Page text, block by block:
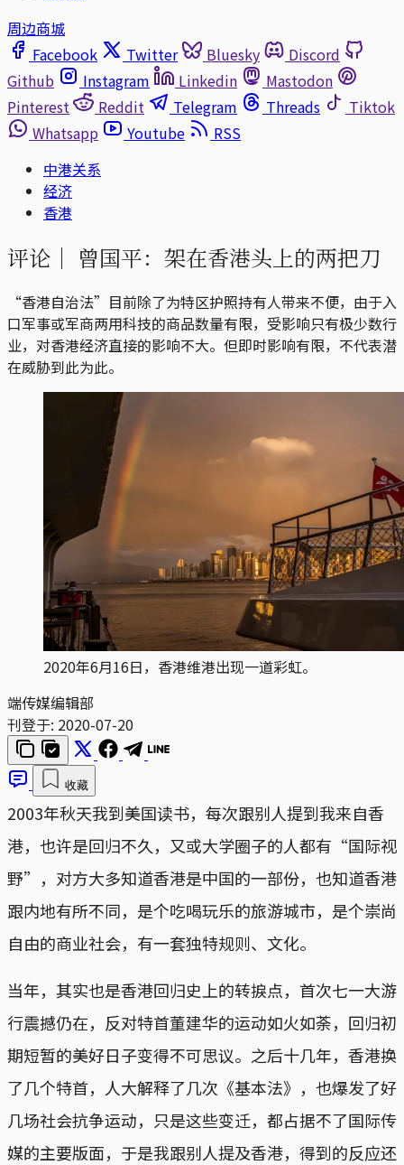
周边商城
Facebook
Twitter Bluesky
Discord
Github
Instagram Linkedin
Mastodon
Pinterest
Reddit Telegram Threads
Tiktok
Whatsapp
Youtube
RSS
中港关系
经济
香港
评论｜ 曾国平：架在香港头上的两把刀
“香港自治法”目前除了为特区护照持有人带来不便，由于入
口军事或军商两用科技的商品数量有限，受影响只有极少数行
业，对香港经济直接的影响不大。但即时影响有限，不代表潜
在威胁到此为此。
2020年6月16日，香港维港出现一道彩虹。
端传媒编辑部
刊登于: 2020-07-20
收藏
2003年秋天我到美国读书，每次跟别人提到我来自香
港，也许是回归不久，又或大学圈子的人都有“国际视
野”，对方大多知道香港是中国的一部份，也知道香港
跟内地有所不同，是个吃喝玩乐的旅游城市，是个崇尚
自由的商业社会，有一套独特规则、文化。
当年，其实也是香港回归史上的转捩点，首次七一大游
行震撼仍在，反对特首董建华的运动如火如荼，回归初
期短暂的美好日子变得不可思议。之后十几年，香港换
了几个特首，人大解释了几次《基本法》，也爆发了好
几场社会抗争运动，只是这些变迁，都占据不了国际传
媒的主要版面，于是我跟别人提及香港，得到的反应还